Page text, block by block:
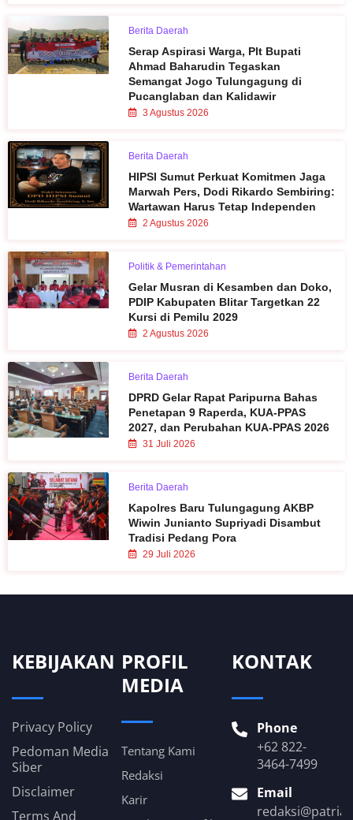
Berita Daerah
Serap Aspirasi Warga, Plt Bupati
Ahmad Baharudin Tegaskan
Semangat Jogo Tulungagung di
Pucanglaban dan Kalidawir
3 Agustus 2026
Berita Daerah
HIPSI Sumut Perkuat Komitmen Jaga
Marwah Pers, Dodi Rikardo Sembiring:
Wartawan Harus Tetap Independen
2 Agustus 2026
Politik & Pemerintahan
Gelar Musran di Kesamben dan Doko,
PDIP Kabupaten Blitar Targetkan 22
Kursi di Pemilu 2029
2 Agustus 2026
Berita Daerah
DPRD Gelar Rapat Paripurna Bahas
Penetapan 9 Raperda, KUA-PPAS
2027, dan Perubahan KUA-PPAS 2026
31 Juli 2026
Berita Daerah
Kapolres Baru Tulungagung AKBP
Wiwin Junianto Supriyadi Disambut
Tradisi Pedang Pora
29 Juli 2026
KEBIJAKAN
Privacy Policy
Pedoman Media
Siber
Disclaimer
Terms And
PROFIL
MEDIA
Tentang Kami
Redaksi
Karir
KONTAK
Phone
+62 822-
3464-7499
Email